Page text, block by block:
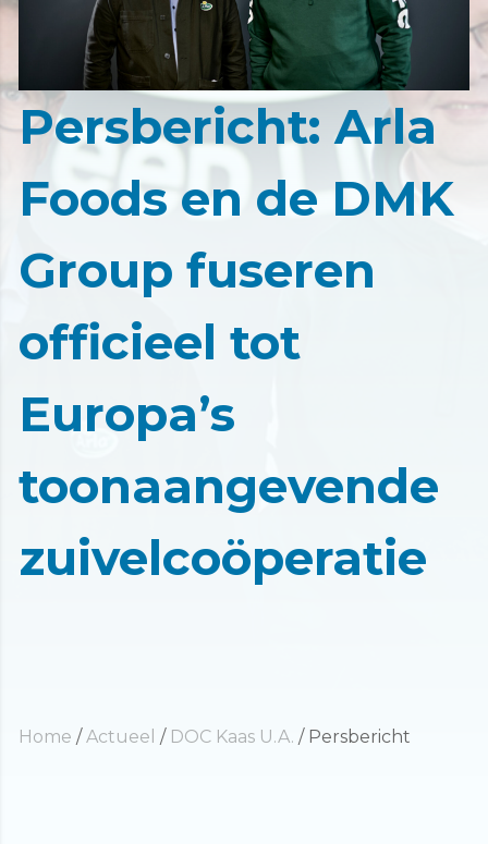
Persbericht: Arla
Foods en de DMK
Group fuseren
officieel tot
Europa’s
toonaangevende
zuivelcoöperatie
Home /Actueel / DOC Kaas U.A. / Persbericht